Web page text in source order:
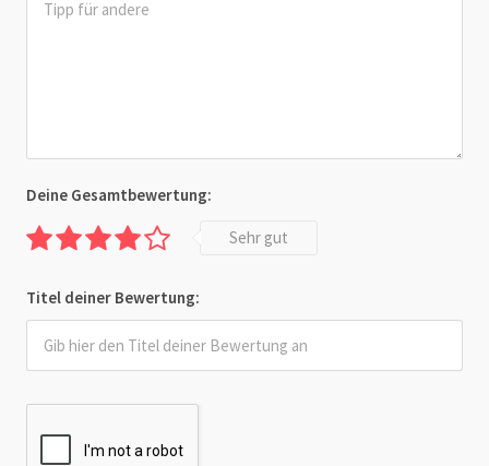
Deine Gesamtbewertung:
Sehr gut
Titel deiner Bewertung: